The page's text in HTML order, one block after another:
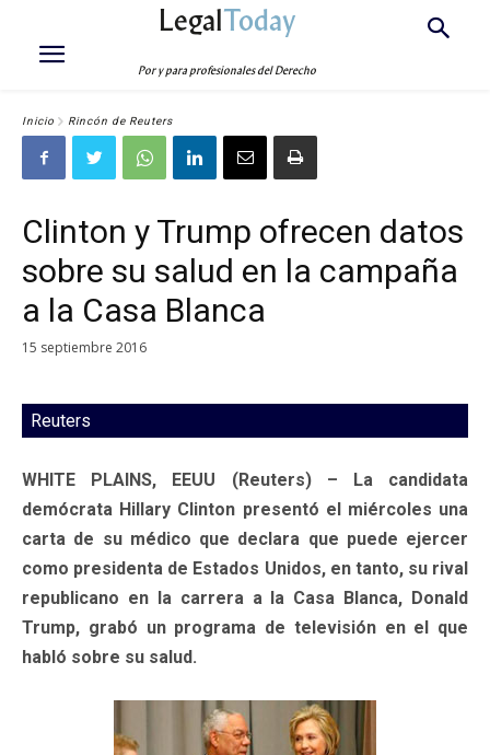
LegalToday
Por y para profesionales del Derecho
Inicio Rincón de Reuters
Clinton y Trump ofrecen datos
sobre su salud en la campaña
a la Casa Blanca
15 septiembre 2016
Reuters
WHITE PLAINS, EEUU (Reuters) – La candidata
demócrata Hillary Clinton presentó el miércoles una
carta de su médico que declara que puede ejercer
como presidenta de Estados Unidos, en tanto, su rival
republicano en la carrera a la Casa Blanca, Donald
Trump, grabó un programa de televisión en el que
habló sobre su salud.